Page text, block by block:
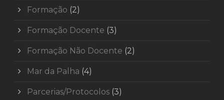
Formação (2)
Formação Docente (3)
Formação Não Docente (2)
Mar da Palha (4)
Parcerias/Protocolos (3)